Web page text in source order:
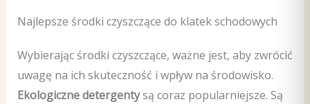
Najlepsze środki czyszczące do klatek schodowych
Wybierając środki czyszczące, ważne jest, aby zwrócić
uwagę na ich skuteczność i wpływ na środowisko.
Ekologiczne detergentysą coraz popularniejsze. Są